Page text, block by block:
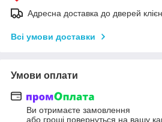
Адресна доставка до дверей
Всі умови доставки
Умови оплати
Ви отримаєте замовлення
або гроші повернуться на вашу